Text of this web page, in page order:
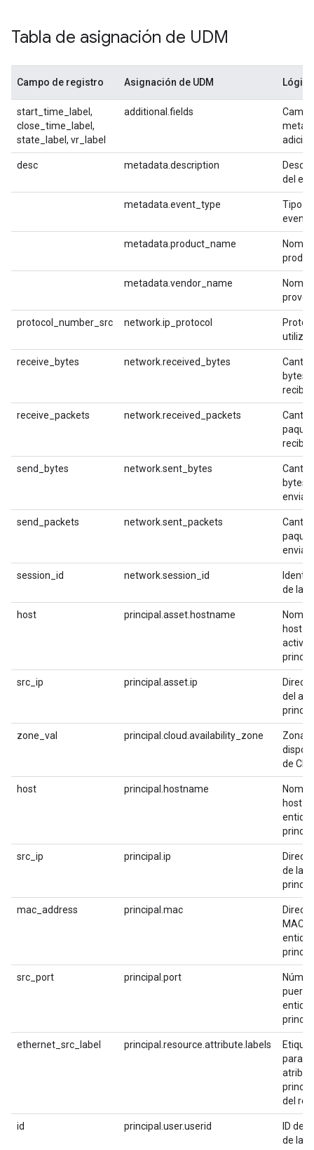
Tabla de asignación de UDM
Campo de registro Asignación de UDM Lógica
start_time_label,
close_time_label,
state_label, vr_label
additional.fields
desc metadata.description
del
metadata.event_type
Tipo
evento
metadata.product_name
metadata.vendor_name
protocol_number_src network.ip_protocol
receive_bytes network.received_bytes
bytes
receive_packets network.received_packets
send_bytes network.sent_bytes
bytes
send_packets network.sent_packets
session_id network.session_id
de la
host principal.asset.hostname
host
activo
src_ip principal.asset.ip
del
zone_val principal.cloud.availability_zone
Zona
de
host principal.hostname
host
src_ip principal.ip
de la
mac_address principal.mac
MAC
src_port principal.port
puerto
ethernet_src_label principal.resource.attribute.labels
para
del
id principal.user.userid
ID de
de la